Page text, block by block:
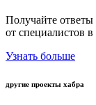
Получайте
от специалистов в
Узнать больше
другие проекты хабра